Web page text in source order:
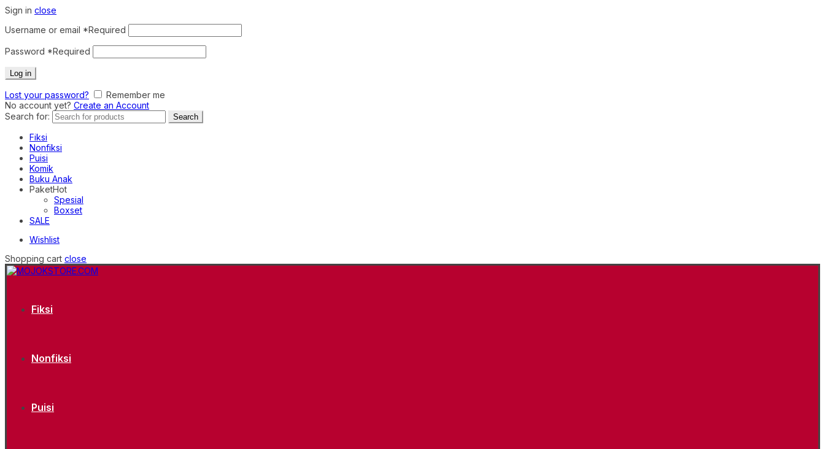
Sign in close
Username or email *Required
Password *Required
Log in
Lost your password?
Remember me
No account yet? Create an Account
Search for:
Search
Fiksi
Nonfiksi
Puisi
Komik
Buku Anak
PaketHot
Spesial
Boxset
SALE
Wishlist
Shopping cart close
Fiksi
Nonfiksi
Puisi